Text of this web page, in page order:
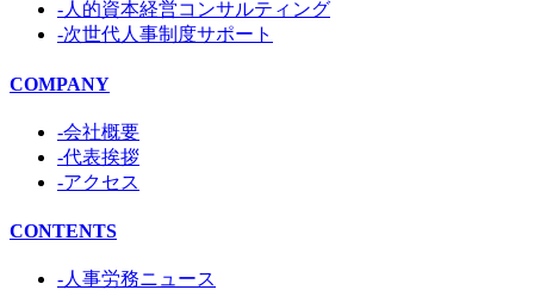
-人的資本経営コンサルティング
-次世代人事制度サポート
COMPANY
-会社概要
-代表挨拶
-アクセス
CONTENTS
-人事労務ニュース